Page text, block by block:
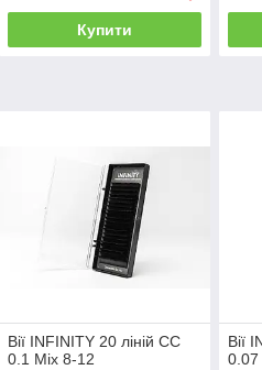
Купити
Вії INFINITY 20 ліній СС
0.1 Mix 8-12
Вії